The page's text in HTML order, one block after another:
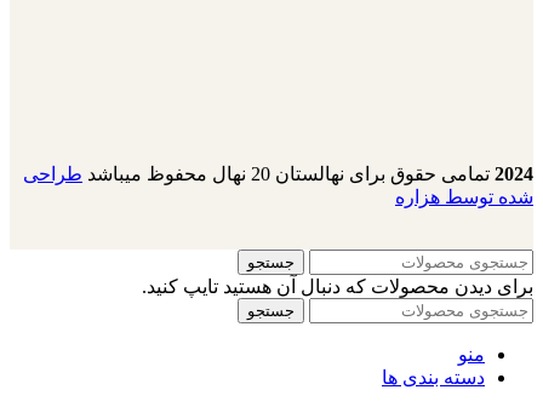
2024 تمامی حقوق برای نهالستان 20 نهال محفوظ میباشد
طراحی
شده توسط هزاره
جستجو
برای دیدن محصولات که دنبال آن هستید تایپ کنید.
جستجو
منو
دسته بندی ها